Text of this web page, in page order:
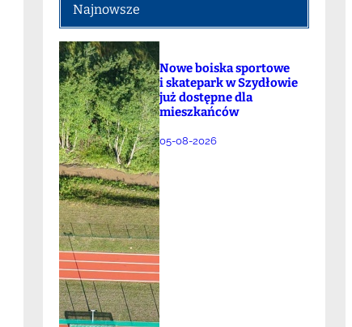
Najnowsze
Nowe boiska sportowe
i skatepark w Szydłowie
już dostępne dla
mieszkańców
05-08-2026